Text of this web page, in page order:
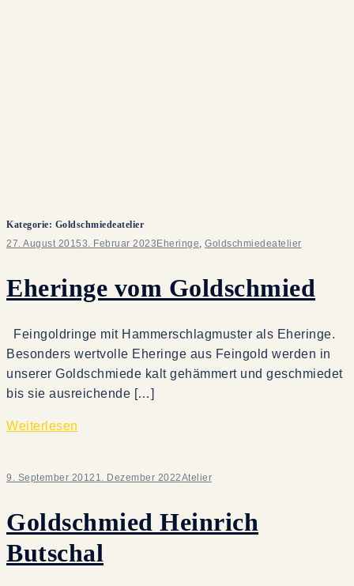
Kategorie: Goldschmiedeatelier
27. August 20153. Februar 2023 Eheringe, Goldschmiedeatelier
Eheringe vom Goldschmied
Feingoldringe mit Hammerschlagmuster als Eheringe.
Besonders wertvolle Eheringe aus Feingold werden in
unserer Goldschmiede kalt gehämmert und geschmiedet
bis sie ausreichende […]
Weiterlesen
9. September 2012 1. Dezember 2022Atelier
Goldschmied Heinrich
Butschal